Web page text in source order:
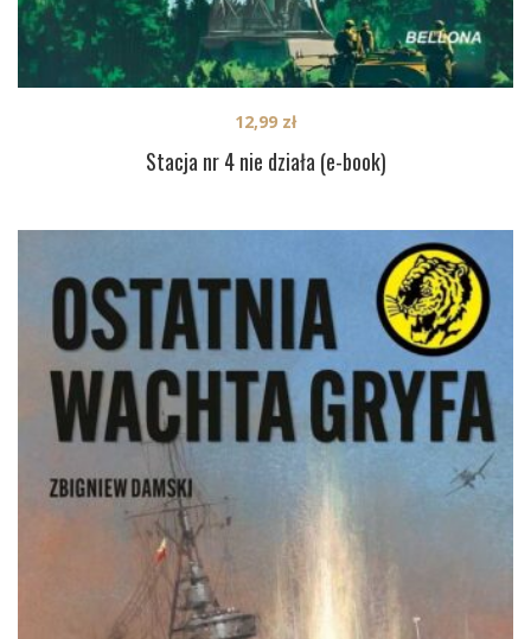
Stacja nr 4 nie działa (e-book)
12,99 zł